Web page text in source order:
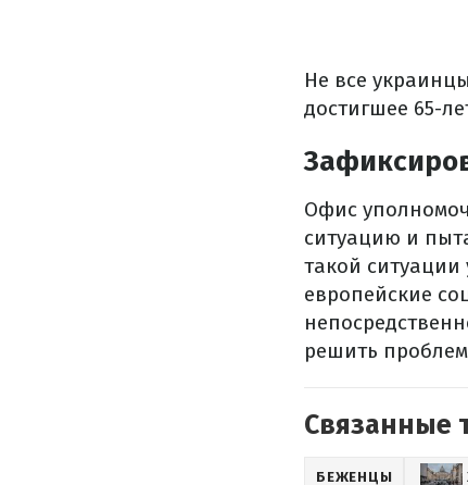
Не все
достигшее 65-
Офис
ситуацию и
такой ситуации
европейские
решить
Связанные
БЕЖЕНЦЫ